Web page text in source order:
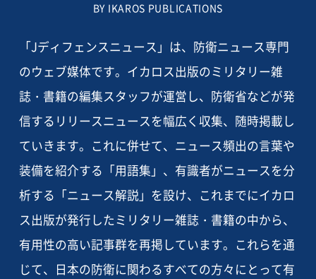
BY IKAROS PUBLICATIONS
「Jディフェンスニュース」は、防衛ニュース専門
のウェブ媒体です。イカロス出版のミリタリー雑
誌・書籍の編集スタッフが運営し、防衛省などが発
信するリリースニュースを幅広く収集、随時掲載し
ていきます。これに併せて、ニュース頻出の言葉や
装備を紹介する「用語集」、有識者がニュースを分
析する「ニュース解説」を設け、これまでにイカロ
ス出版が発行したミリタリー雑誌・書籍の中から、
有用性の高い記事群を再掲しています。これらを通
じて、日本の防衛に関わるすべての方々にとって有